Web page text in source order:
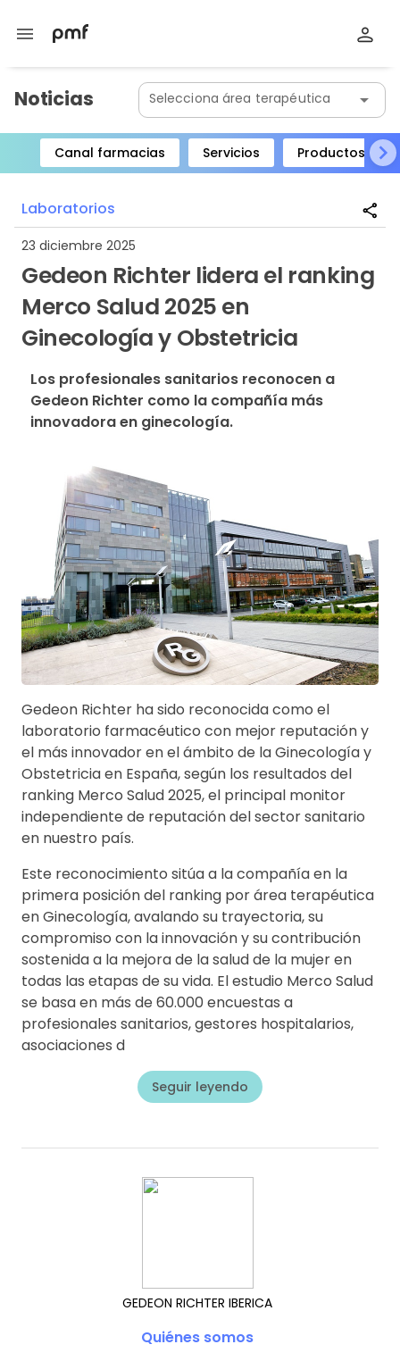
menu
Noticias Selecciona área terapéutica arrow_drop_down
Canal farmacias Servicios
Productos
Item
of
8
Laboratorios share
23 diciembre 2025
Gedeon Richter lidera el ranking
Merco Salud 2025 en
Ginecología y Obstetricia
Los profesionales sanitarios reconocen a
Gedeon Richter como la compañía más
innovadora en ginecología.
Gedeon Richter ha sido reconocida como el
laboratorio farmacéutico con mejor reputación y
el más innovador en el ámbito de la Ginecología y
Obstetricia en España, según los resultados del
ranking Merco Salud 2025, el principal monitor
independiente de reputación del sector sanitario
en nuestro país.
Este reconocimiento sitúa a la compañía en la
primera posición del ranking por área terapéutica
en Ginecología, avalando su trayectoria, su
compromiso con la innovación y su contribución
sostenida a la mejora de la salud de la mujer en
todas las etapas de su vida. El estudio Merco Salud
se basa en más de 60.000 encuestas a
profesionales sanitarios, gestores hospitalarios,
asociaciones d
Seguir leyendo
GEDEON RICHTER IBERICA
Quiénes somos